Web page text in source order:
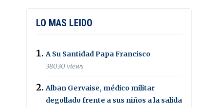
LO MAS LEIDO
A Su Santidad Papa Francisco
38030 views
Alban Gervaise, médico militar
degollado frente a sus niños a la salida